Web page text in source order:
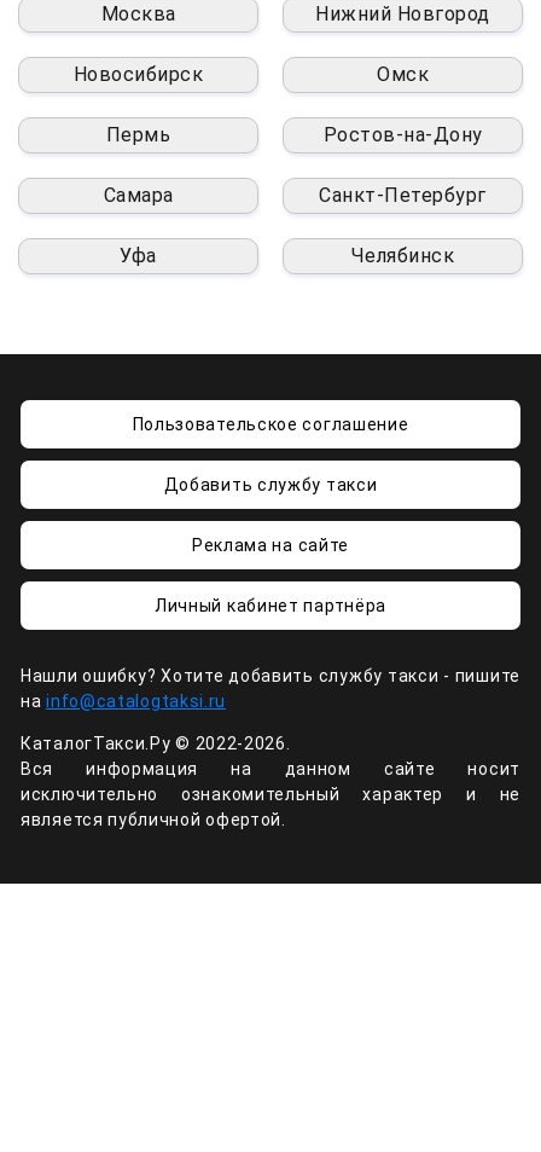
Москва Нижний Новгород
Новосибирск Омск
Пермь Ростов-на-Дону
Самара Санкт-Петербург
Уфа Челябинск
Пользовательское соглашение
Добавить службу такси
Реклама на сайте
Личный кабинет партнёра
Нашли ошибку? Хотите добавить службу такси - пишите
наinfo@catalogtaksi.ru
КаталогТакси.Ру © 2022-2026.
Вся информация на данном сайте носит
исключительно ознакомительный характер и не
является публичной офертой.